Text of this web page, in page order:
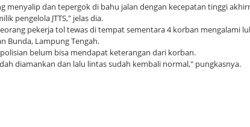
menyalip dan tepergok di bahu jalan dengan kecepatan tinggi
pengelola JTTS," jelas dia.
pekerja tol tewas di tempat sementara 4 korban mengalami
Bunda, Lampung Tengah.
belum bisa mendapat keterangan dari korban.
diamankan dan lalu lintas sudah kembali normal," pungkasnya.